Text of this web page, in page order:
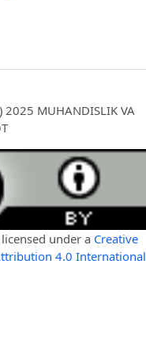
2025 MUHANDISLIK VA
under a Creative
4.0 International